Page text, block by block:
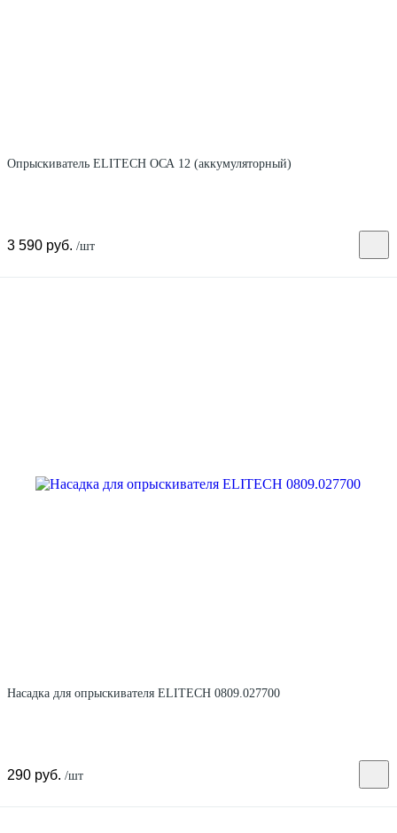
Опрыскиватель ELITECH ОСА 12 (аккумуляторный)
3 590 руб. /шт
Насадка для опрыскивателя ELITECH 0809.027700
290 руб. /шт